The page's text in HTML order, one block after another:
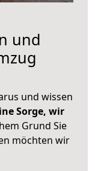
und
und wissen
Sorge, wir
Grund Sie
möchten wir